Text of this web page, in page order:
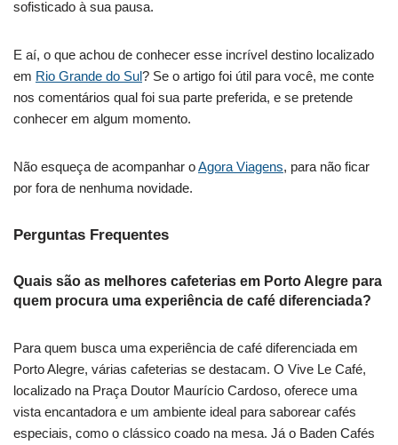
sofisticado à sua pausa.
E aí, o que achou de conhecer esse incrível destino localizado
em Rio Grande do Sul? Se o artigo foi útil para você, me conte
nos comentários qual foi sua parte preferida, e se pretende
conhecer em algum momento.
Não esqueça de acompanhar oAgora Viagens, para não ficar
por fora de nenhuma novidade.
Perguntas Frequentes
Quais são as melhores cafeterias em Porto Alegre para
quem procura uma experiência de café diferenciada?
Para quem busca uma experiência de café diferenciada em
Porto Alegre, várias cafeterias se destacam. O Vive Le Café,
localizado na Praça Doutor Maurício Cardoso, oferece uma
vista encantadora e um ambiente ideal para saborear cafés
especiais, como o clássico coado na mesa. Já o Baden Cafés